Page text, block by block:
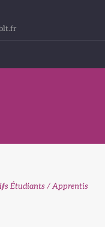
Étudiants / Apprentis